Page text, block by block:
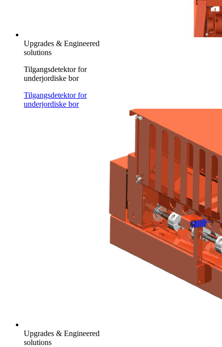
Upgrades & Engineered
solutions
Tilgangsdetektor for
underjordiske bor
Tilgangsdetektor for
underjordiske bor
Upgrades & Engineered
solutions